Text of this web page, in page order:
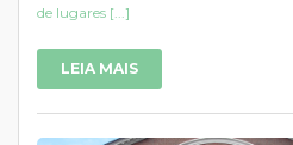
de lugares [...]
LEIA MAIS